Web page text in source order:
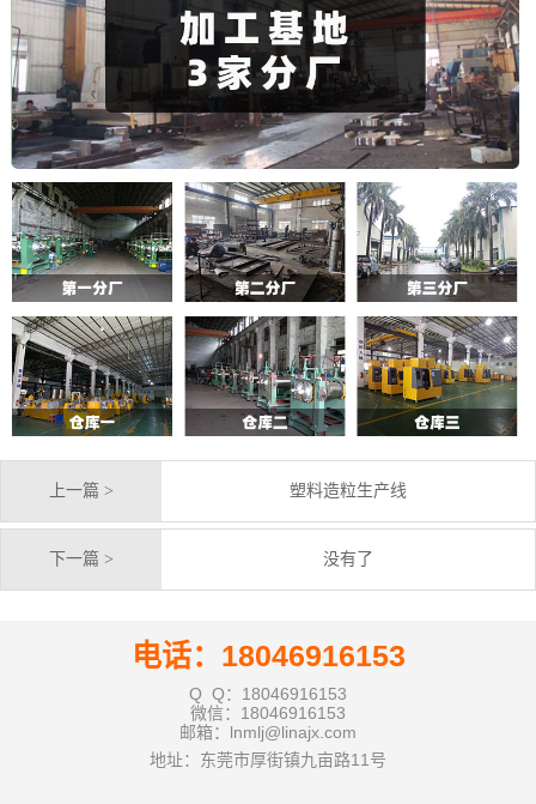
上一篇 > 塑料造粒生产线
下一篇 > 没有了
电话：18046916153
Q Q：18046916153
微信：18046916153
邮箱：lnmlj@linajx.com
地址：东莞市厚街镇九亩路11号